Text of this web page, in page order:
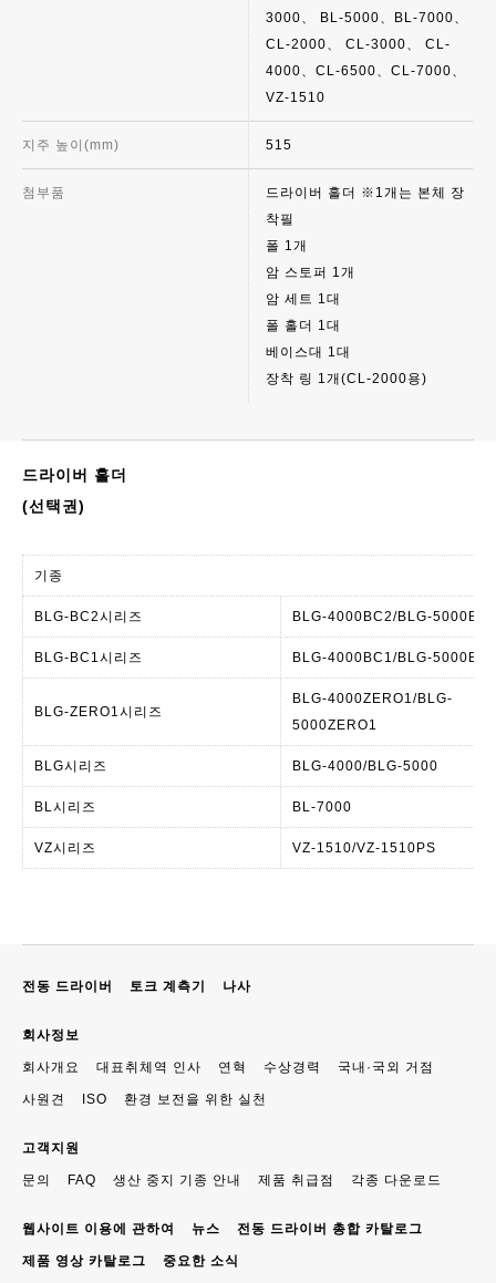
지주 높이(mm)
첨부품
3000、 BL-5000、BL-7000、
CL-2000、 CL-3000、 CL-
4000、CL-6500、CL-7000、
VZ-1510
515
드라이버 홀더 ※1개는 본체 장
착필
폴 1개
암 스토퍼 1개
암 세트 1대
폴 홀더 1대
베이스대 1대
장착 링 1개(CL-2000용)
드라이버 홀더
(선택권)
기종
BLG-BC2시리즈 BLG-4000BC2/BLG-
BLG-BC1시리즈 BLG-4000BC1/BLG-
BLG-ZERO1시리즈
BLG-4000ZERO1/BLG-
5000ZERO1
BLG시리즈 BLG-4000/BLG-5000
BL시리즈 BL-7000
VZ시리즈 VZ-1510/VZ-1510PS
전동 드라이버 토크 계측기 나사
회사정보
회사개요 대표취체역 인사 연혁 수상경력 국내·국외 거점
사원견 ISO 환경 보전을 위한 실천
고객지원
문의 FAQ 생산 중지 기종 안내 제품 취급점 각종 다운로드
웹사이트 이용에 관하여 뉴스 전동 드라이버 총합 카탈로그
제품 영상 카탈로그 중요한 소식